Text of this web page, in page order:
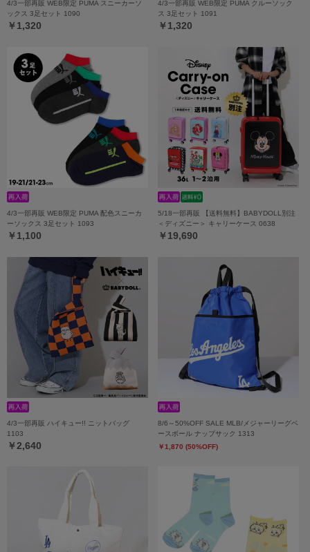
4/3一部再販 WEB限定 PUMA スニーカーソ
ックス 3足セット 1090
￥1,320
4/3一部再販 WEB限定 PUMA クルーソック
ス 3足セット 1091
￥1,320
4/3一部再販 WEB限定 PUMA 配色スニーカ
ーソックス 3足セット 1093
￥1,100
5/18一部再販 【送料無料】BABYDOLL別注
＜ディズニー＞ キャリーケース 0638
￥19,690
4/3一部再販 ハイキュー!! ニットバッグ
1103
￥2,640
8/6～50%OFF SALE MLB/メジャーリーグベ
ースボール ナップサック 1313
￥1,870 (50%OFF)